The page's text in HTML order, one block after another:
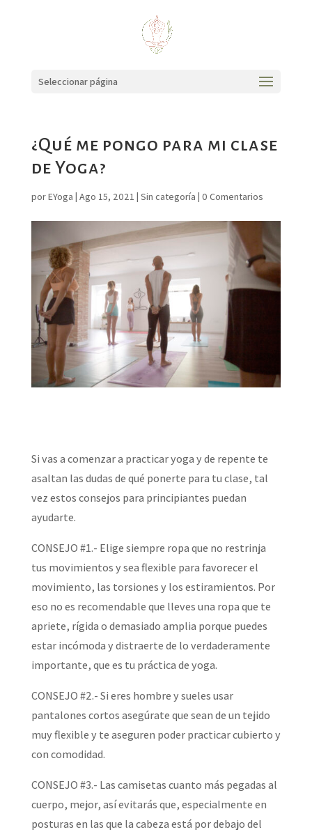
Seleccionar página
¿Qué me pongo para mi clase
de Yoga?
porEYoga | Ago 15, 2021 | Sin categoría | 0 Comentarios
Si vas a comenzar a practicar yoga y de repente te
asaltan las dudas de qué ponerte para tu clase, tal
vez estos consejos para principiantes puedan
ayudarte.
CONSEJO #1.- Elige siempre ropa que no restrinja
tus movimientos y sea flexible para favorecer el
movimiento, las torsiones y los estiramientos. Por
eso no es recomendable que lleves una ropa que te
apriete, rígida o demasiado amplia porque puedes
estar incómoda y distraerte de lo verdaderamente
importante, que es tu práctica de yoga.
CONSEJO #2.- Si eres hombre y sueles usar
pantalones cortos asegúrate que sean de un tejido
muy flexible y te aseguren poder practicar cubierto y
con comodidad.
CONSEJO #3.- Las camisetas cuanto más pegadas al
cuerpo, mejor, así evitarás que, especialmente en
posturas en las que la cabeza está por debajo del